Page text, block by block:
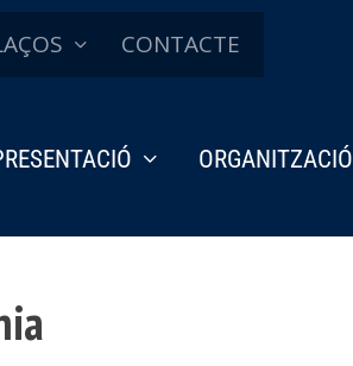
CONTACTE
ORGANITZACIÓ